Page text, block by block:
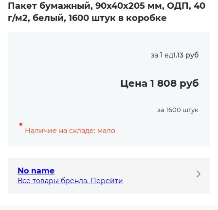
Пакет бумажный, 90х40х205 мм, ОДП, 40
г/м2, белый, 1600 штук в коробке
за 1 ед1.13 руб
Цена 1 808 руб
за 1600 штук
Наличие на складе: мало
No name
Все товары бренда. Перейти